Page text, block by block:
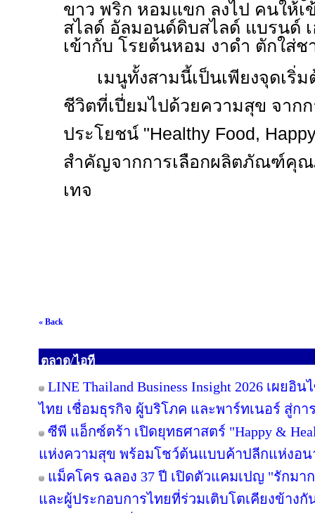
ขาว พริก หอมแขก ลงไป คนให้
สไลด์ อัลมอนด์ดิบสไลด์ แบรนด์
เข้ากับ โรยต้นหอม งาดำ ตักใส่
เมนูทั้งสามนี้เป็นเพียงจุดเริ่
ชีวิตที่เปี่ยมไปด้วยความสุข จาก
ประโยชน์ "Healthy Food,
สำคัญจากการเลือกผลิตภัณฑ์คุณ
เทจ
« Back
ตลาด/ไอที
LINE Thailand Business Insight 2026 เผย
ไทย เชื่อมธุรกิจ ผู้บริโภค และพาร์ทเนอร์ สู่กา
ซีพี แอ็กซ์ตร้า เปิดยุทธศาสตร์ "Happy &
แห่งความสุข พร้อมโชว์ต้นแบบค้าปลีกแห่งอ
แม็คโคร ฉลอง 37 ปี เปิดตัวแคมเปญ "รักม
และผู้ประกอบการไทยที่ร่วมเติบโตเคียงข้างกั